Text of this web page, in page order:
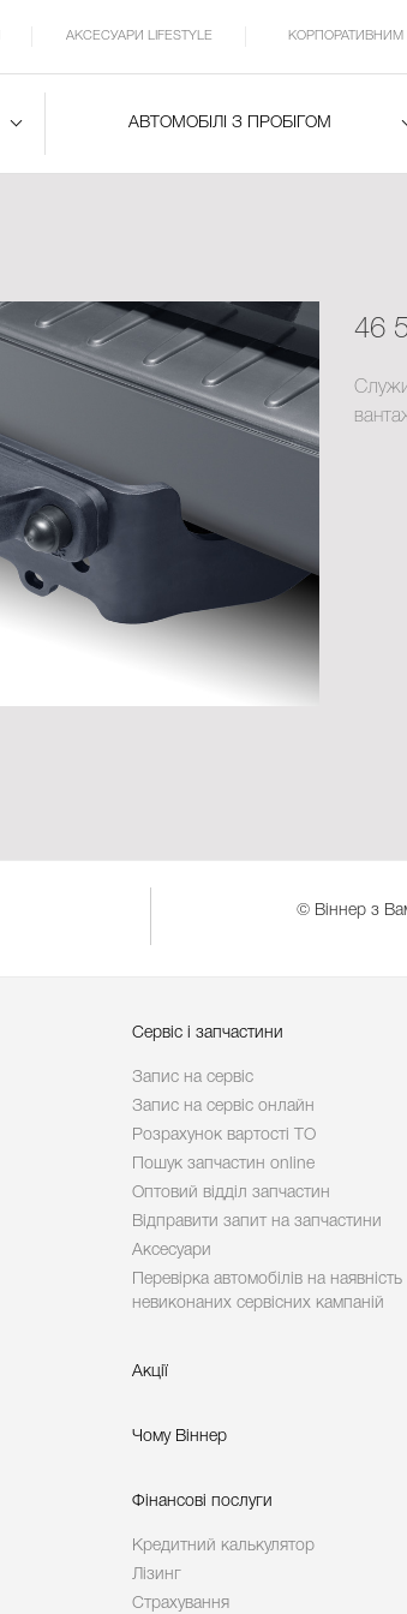
АКСЕСУАРИ LIFESTYLE КОРПОРАТИВНИМ
АВТОМОБІЛІ З ПРОБІГОМ
46
© Віннер з
Сервіс і запчастини
Запис на сервіс
Запис на сервіс онлайн
Розрахунок вартості ТО
Пошук запчастин online
Оптовий відділ запчастин
Відправити запит на запчастини
Аксесуари
Перевірка автомобілів на наявність
невиконаних сервісних кампаній
Акції
Чому Віннер
Фінансові послуги
Кредитний калькулятор
Лізинг
Страхування